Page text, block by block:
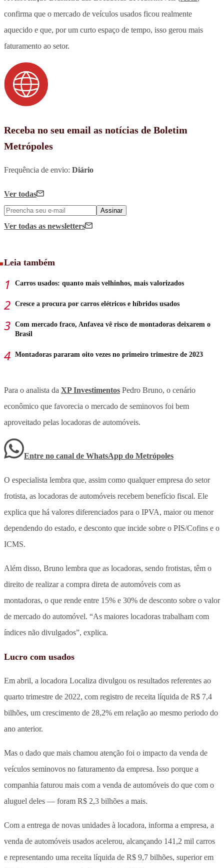
confirma que o mercado de veículos usados ficou realmente
aquecido e que, por um curto espaço de tempo, isso gerou mais
faturamento ao setor.
Receba no seu email as notícias de Boletim
Metrópoles
Frequência de envio: Diário
Ver todas
Assinar
Ver todas as newsletters
Leia também
Carros usados: quanto mais velhinhos, mais valorizados
Cresce a procura por carros elétricos e híbridos usados
Com mercado fraco, Anfavea vê risco de montadoras deixarem o
Brasil
Montadoras pararam oito vezes no primeiro trimestre de 2023
Para o analista da XP Investimentos Pedro Bruno, o cenário
econômico que favorecia o mercado de seminovos foi bem
aproveitado pelas locadoras de automóveis.
Entre no canal de WhatsApp do Metrópoles
O especialista lembra que, assim como qualquer empresa do setor
frotista, as locadoras de automóveis recebem benefício fiscal. Ele
explica que há valores diferenciados para o IPVA, maior ou menor
dependendo do estado, e desconto que incide sobre o PIS/Cofins e o
ICMS.
Além disso, Bruno lembra que as locadoras, sendo frotistas, têm o
direito de realizar a compra direta de automóveis com as
montadoras, o que rende entre 15% e 30% de desconto sobre o valor
de mercado do automóvel. “As maiores locadoras trabalham com
índices não divulgados”, explica.
Lucro com usados
Em abril, a locadora Localiza divulgou os resultados referentes ao
quarto trimestre de 2022, com registro de receita líquida de R$ 7,4
bilhões, um crescimento de 28,2% em relação ao mesmo periodo do
ano anterior.
Mas o dado que mais chamou atenção foi o impacto da venda de
veículos seminovos no faturamento da empresa. Isso porque a
companhia faturou mais com a venda de automóveis do que com o
aluguel deles — foram R$ 2,3 bilhões a mais.
Com a entrega de novas unidades à locadora, informa a empresa, a
venda de automóveis usados acelerou, alcançando 141,2 mil carros
e representando uma receita líquida de R$ 9,7 bilhões, superior em